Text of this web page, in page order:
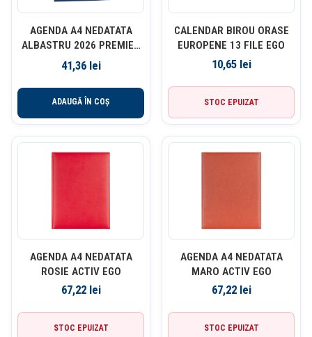
AGENDA A4 NEDATATA
ALBASTRU 2026 PREMIER
EGO
41,36 lei
ADAUGĂ ÎN COȘ
CALENDAR BIROU ORASE
EUROPENE 13 FILE EGO
10,65 lei
STOC EPUIZAT
AGENDA A4 NEDATATA
ROSIE ACTIV EGO
67,22 lei
STOC EPUIZAT
AGENDA A4 NEDATATA
MARO ACTIV EGO
67,22 lei
STOC EPUIZAT